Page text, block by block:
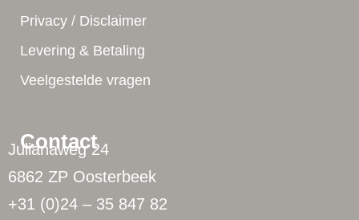
Contact
Julianaweg 24
6862 ZP Oosterbeek
+31 (0)24 – 35 847 82
Privacy / Disclaimer
Levering & Betaling
Veelgestelde vragen